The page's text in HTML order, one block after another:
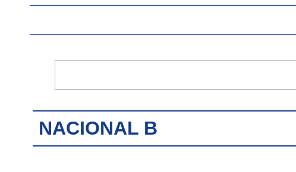
NACIONAL B